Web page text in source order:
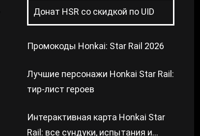
Донат HSR со скидкой по UID
Промокоды Honkai: Star Rail 2026
Лучшие персонажи Honkai Star Rail:
тир-лист героев
Интерактивная карта Honkai Star
Rail: все сундуки, испытания и